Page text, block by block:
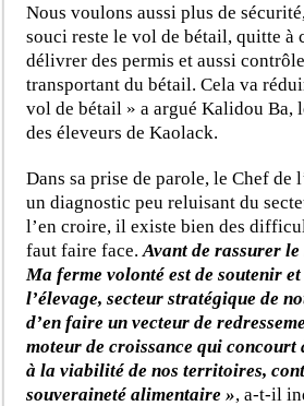
Nous voulons aussi plus de
souci reste le vol de bétail, quitte à
délivrer des permis et aussi
transportant du bétail. Cela va
vol de bétail » a argué Kalidou Ba,
des éleveurs de Kaolack.
Dans sa prise de parole, le Chef de
un diagnostic peu reluisant du
l’en croire, il existe bien des
faut faire face.Avant de rassurer le
Ma ferme volonté est de soutenir
l’élevage, secteur stratégique de
d’en faire un vecteur de
moteur de croissance qui
à la viabilité de nos territoires,
souveraineté alimentaire », a-t-il